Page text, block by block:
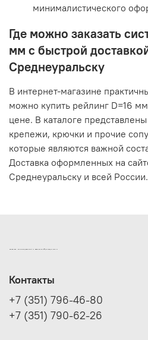
минималистического
Где можно заказать
мм с быстрой
Среднеуральску
В интернет-магазине
можно купить рейлинг D=16
цене. В каталоге
крепежи, крючки и прочие
которые являются важной
Доставка оформленных на
Среднеуральску и всей России.
Контакты
+7 (351) 796-46-80
+7 (351) 790-62-26